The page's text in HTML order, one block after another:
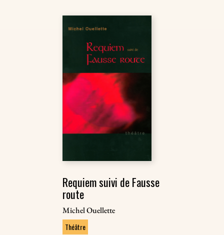
Requiem suivi de Fausse
route
Michel Ouellette
Théâtre